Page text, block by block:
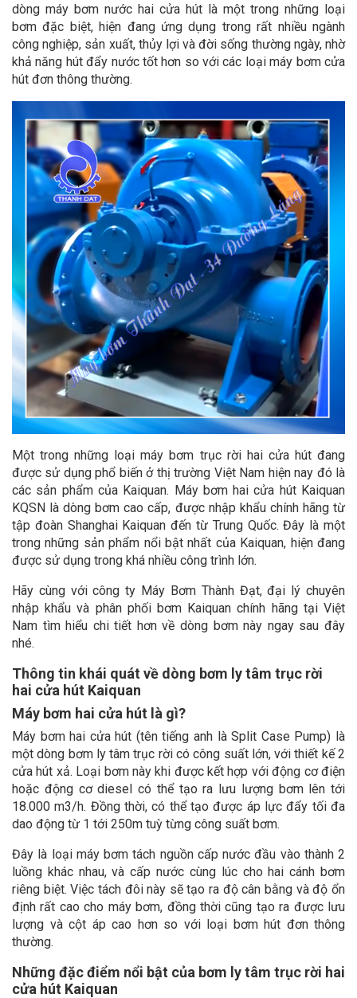
dòng máy bơm nước hai cửa hút là một trong những loại
bơm đặc biệt, hiện đang ứng dụng trong rất nhiều ngành
công nghiệp, sản xuất, thủy lợi và đời sống thường ngày, nhờ
khả năng hút đẩy nước tốt hơn so với các loại máy bơm cửa
hút đơn thông thường.
Một trong những loại máy bơm trục rời hai cửa hút đang
được sử dụng phổ biến ở thị trường Việt Nam hiện nay đó là
các sản phẩm của Kaiquan. Máy bơm hai cửa hút Kaiquan
KQSN là dòng bơm cao cấp, được nhập khẩu chính hãng từ
tập đoàn Shanghai Kaiquan đến từ Trung Quốc. Đây là một
trong những sản phẩm nổi bật nhất của Kaiquan, hiện đang
được sử dụng trong khá nhiều công trình lớn.
Hãy cùng với công ty Máy Bơm Thành Đạt, đại lý chuyên
nhập khẩu và phân phối bơm Kaiquan chính hãng tại Việt
Nam tìm hiểu chi tiết hơn về dòng bơm này ngay sau đây
nhé.
Thông tin khái quát về dòng bơm ly tâm trục rời
hai cửa hút Kaiquan
Máy bơm hai cửa hút là gì?
Máy bơm hai cửa hút (tên tiếng anh là Split Case Pump) là
một dòng bơm ly tâm trục rời có công suất lớn, với thiết kế 2
cửa hút xả. Loại bơm này khi được kết hợp với động cơ điện
hoặc động cơ diesel có thể tạo ra lưu lượng bơm lên tới
18.000 m3/h. Đồng thời, có thể tạo được áp lực đẩy tối đa
dao động từ 1 tới 250m tuỳ từng công suất bơm.
Đây là loại máy bơm tách nguồn cấp nước đầu vào thành 2
luồng khác nhau, và cấp nước cùng lúc cho hai cánh bơm
riêng biệt. Việc tách đôi này sẽ tạo ra độ cân bằng và độ ổn
định rất cao cho máy bơm, đồng thời cũng tạo ra được lưu
lượng và cột áp cao hơn so với loại bơm hút đơn thông
thường.
Những đặc điểm nổi bật của bơm ly tâm trục rời hai
cửa hút Kaiquan